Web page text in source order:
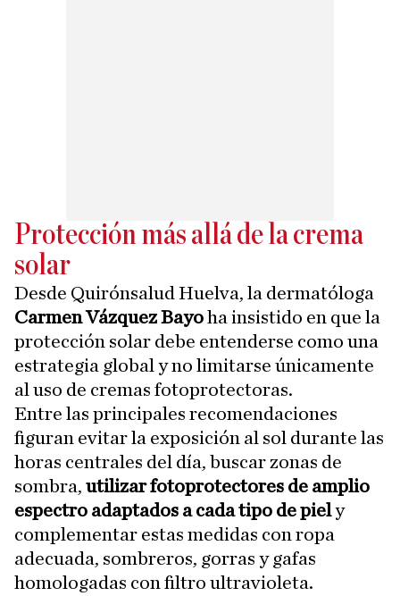
Protección más allá de la crema
solar
Desde Quirónsalud Huelva, la dermatóloga
Carmen Vázquez Bayoha insistido en que la
protección solar debe entenderse como una
estrategia global y no limitarse únicamente
al uso de cremas fotoprotectoras.
Entre las principales recomendaciones
figuran evitar la exposición al sol durante las
horas centrales del día, buscar zonas de
sombra, utilizar fotoprotectores de amplio
espectro adaptados a cada tipo de piely
complementar estas medidas con ropa
adecuada, sombreros, gorras y gafas
homologadas con filtro ultravioleta.